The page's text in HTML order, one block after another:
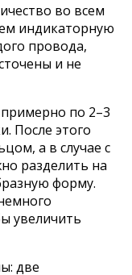
во всем
индикаторную
провода,
и не
по 2–3
После этого
а в случае с
разделить на
форму.
увеличить
две